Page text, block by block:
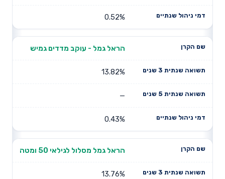
0.52%
הראל גמל - עוקב מדדים גמיש
13.82%
—
0.43%
הראל גמל מסלול לגילאי 50 ומטה
13.76%